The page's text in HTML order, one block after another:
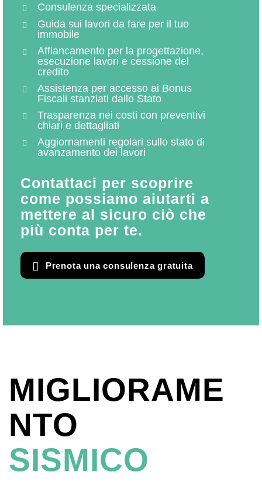
Consulenza specializzata
Guida sui lavori da fare per il tuo
immobile
Affiancamento per la progettazione,
esecuzione lavori e cessione del
credito
Assistenza per accesso ai Bonus
Fiscali stanziati dallo Stato
Trasparenza nei costi con preventivi
chiari e dettagliati
Aggiornamenti regolari sullo stato di
avanzamento dei lavori
Contattaci per scoprire
come possiamo aiutarti a
mettere al sicuro ciò che
più conta per te.
Prenota una consulenza gratuita
MIGLIORAME
NTO
SISMICO